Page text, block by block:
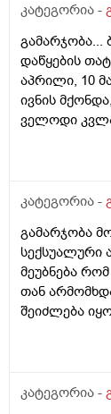
კატეგორია -
გამარჯობა...
დაწყების
აპრილი, 10
ივნის
ველოდი
თვე
ტკივილის
ნოშპაც
კატეგორია -
გამარჯობა
სექსუალური
მეუბნება
თან
შეიძლება
კატეგორია -